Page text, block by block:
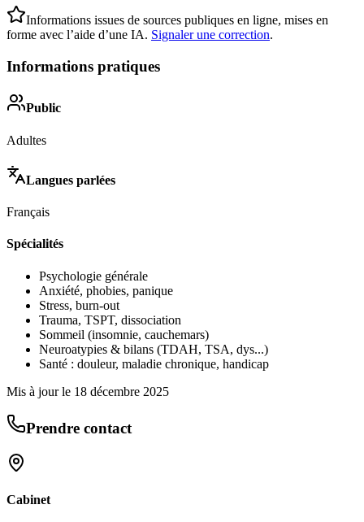
Informations issues de sources publiques en ligne, mises en
forme avec l’aide d’une IA. Signaler une correction.
Informations pratiques
Public
Adultes
Langues parlées
Français
Spécialités
Psychologie générale
Anxiété, phobies, panique
Stress, burn-out
Trauma, TSPT, dissociation
Sommeil (insomnie, cauchemars)
Neuroatypies & bilans (TDAH, TSA, dys...)
Santé : douleur, maladie chronique, handicap
Mis à jour le 18 décembre 2025
Prendre contact
Cabinet